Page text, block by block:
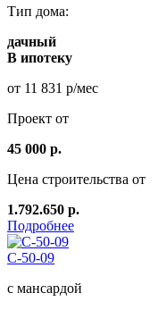
Тип дома:
дачный
В ипотеку
от 11 831 р/мес
Проект от
45 000 р.
Цена строительства от
1.792.650 р.
Подробнее
C-50-09
с мансардой